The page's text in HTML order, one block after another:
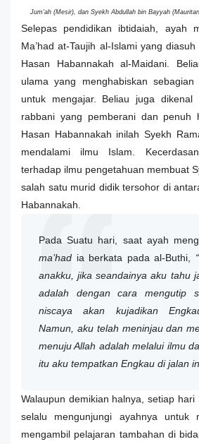
Jum'ah (Mesir), dan Syekh Abdullah bin Bayyah
Selepas pendidikan ibtidaiah, ayah
Ma’had at-Taujih al-Islami yang
Hasan Habannakah al-Maidani.
ulama yang menghabiskan sebagian
untuk mengajar. Beliau juga dikenal
rabbani yang pemberani dan penuh
Hasan Habannakah inilah Syekh
mendalami ilmu Islam.
terhadap ilmu pengetahuan membuat
salah satu murid didik tersohor di
Habannakah.
Pada Suatu hari, saat ayah
ma’had ia berkata pada al-Buthi,
anakku, jika seandainya aku tahu
adalah dengan cara mengutip
niscaya akan kujadikan
Namun, aku telah meninjau dan
menuju Allah adalah melalui ilmu
itu aku tempatkan Engkau di jalan
Walaupun demikian halnya, setiap hari
selalu mengunjungi ayahnya untuk
mengambil pelajaran tambahan di